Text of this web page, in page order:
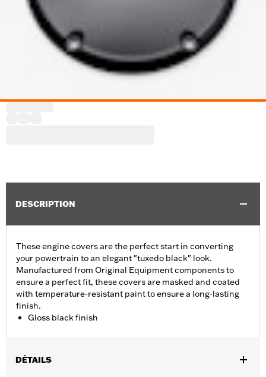
DESCRIPTION
These engine covers are the perfect start in converting
your powertrain to an elegant "tuxedo black" look.
Manufactured from Original Equipment components to
ensure a perfect fit, these covers are masked and coated
with temperature-resistant paint to ensure a long-lasting
finish.
Gloss black finish
DÉTAILS